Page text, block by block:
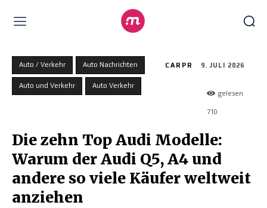
Auto / Verkehr Auto Nachrichten
Auto und Verkehr Auto Verkehr
CARPR 9. JULI 2026
gelesen
710
Die zehn Top Audi Modelle:
Warum der Audi Q5, A4 und
andere so viele Käufer weltweit
anziehen